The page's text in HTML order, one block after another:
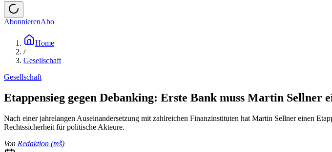
AbonnierenAbo
Home
/
Gesellschaft
Gesellschaft
Etappensieg gegen Debanking: Erste Bank muss Martin Sellner
Nach einer jahrelangen Auseinandersetzung mit zahlreichen Finanzinstituten hat Martin Sellner einen
Rechtssicherheit für politische Akteure.
Von Redaktion (mš)